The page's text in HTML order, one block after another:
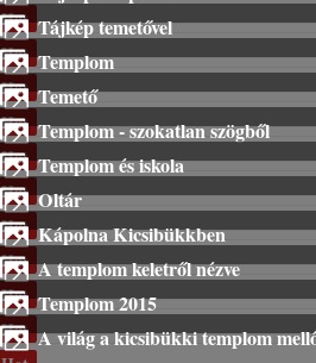
Hot
Hot
Tájkép temetővel
Hot
Templom
Hot
Temető
Hot
Templom - szokatlan szögből
Hot
Templom és iskola
Hot
Oltár
Hot
Kápolna Kicsibükkben
Hot
A templom keletről nézve
Hot
Templom 2015
A világ a kicsibükki templom